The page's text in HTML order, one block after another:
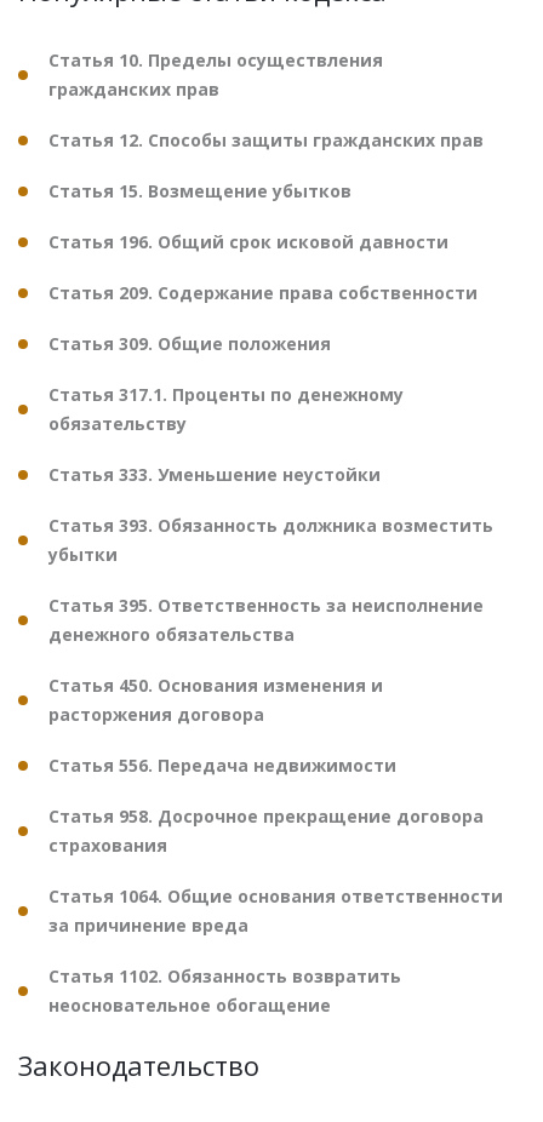
Статья 10. Пределы осуществления
гражданских прав
Статья 12. Способы защиты гражданских прав
Статья 15. Возмещение убытков
Статья 196. Общий срок исковой давности
Статья 209. Содержание права собственности
Статья 309. Общие положения
Статья 317.1. Проценты по денежному
обязательству
Статья 333. Уменьшение неустойки
Статья 393. Обязанность должника возместить
убытки
Статья 395. Ответственность за неисполнение
денежного обязательства
Статья 450. Основания изменения и
расторжения договора
Статья 556. Передача недвижимости
Статья 958. Досрочное прекращение договора
страхования
Статья 1064. Общие основания ответственности
за причинение вреда
Статья 1102. Обязанность возвратить
неосновательное обогащение
Законодательство